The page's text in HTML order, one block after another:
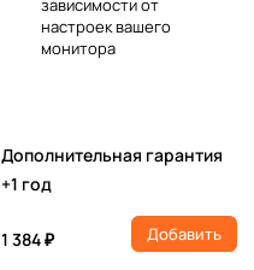
зависимости от
настроек вашего
монитора
Дополнительная гарантия
+1 год
1 384 ₽ Добавить